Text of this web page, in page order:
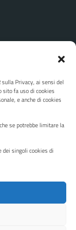
sulla Privacy, ai sensi del
sito fa uso di cookies
e anche di cookies
se potrebbe limitare la
singoli cookies di